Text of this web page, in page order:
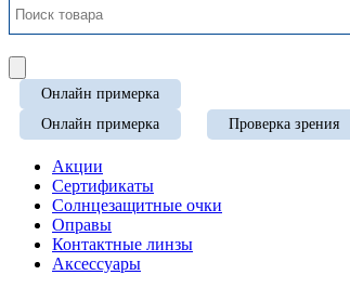
Онлайн примерка
Онлайн примерка
Проверка зрения
Акции
Сертификаты
Солнцезащитные очки
Оправы
Контактные линзы
Аксессуары